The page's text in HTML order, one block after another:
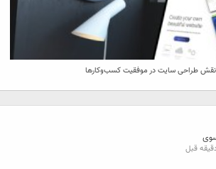
نقش طراحی سایت در موفقیت کسب‌وکارها